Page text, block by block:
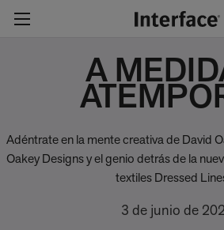
A
Adéntrate en la mente creativa de David
Oakey Designs y el genio detrás de la
textiles Dressed
3 de junio de